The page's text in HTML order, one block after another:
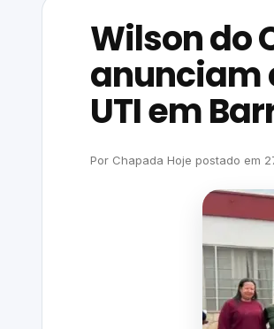
Wilson do
anunciam
UTI em
Por Chapada Hoje postado em